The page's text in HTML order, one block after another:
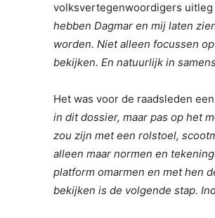
volksvertegenwoordigers uitleg
hebben Dagmar en mij laten
worden. Niet alleen focussen
bekijken. En natuurlijk in
Het was voor de raadsleden
in dit dossier, maar pas op het
zou zijn met een rolstoel,
alleen maar normen en
platform omarmen en met hen
bekijken is de volgende stap.